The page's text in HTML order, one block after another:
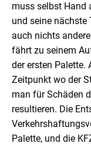
muss selbst Hand
und seine nächste
auch nichts
fährt zu seinem
der ersten Palette.
Zeitpunkt wo der
man für Schäden
resultieren. Die
Palette, und die